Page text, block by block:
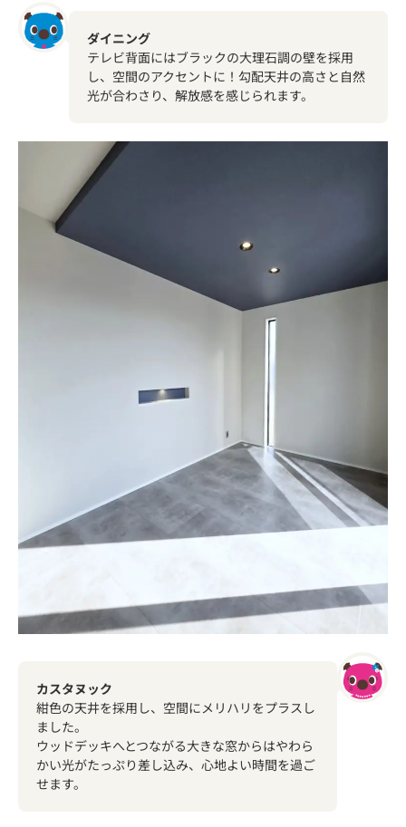
ダイニング
テレビ背面にはブラックの大理石調の壁を採用
し、空間のアクセントに！勾配天井の高さと自然
光が合わさり、解放感を感じられます。
カスタヌック
紺色の天井を採用し、空間にメリハリをプラスし
ました。
ウッドデッキへとつながる大きな窓からはやわら
かい光がたっぷり差し込み、心地よい時間を過ご
せます。